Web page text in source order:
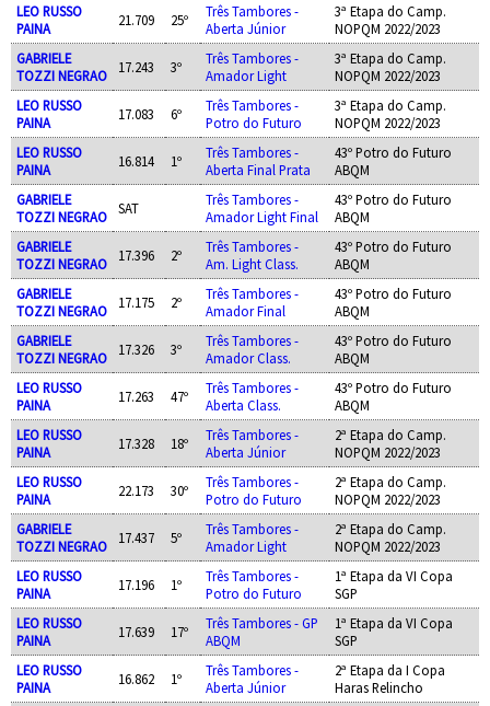
LEO RUSSO
PAINA
21.709 25º
Três Tambores -
Aberta Júnior
3ª Etapa do Camp.
NOPQM 2022/2023
GABRIELE
TOZZI NEGRAO
17.243 3º
Três Tambores -
Amador Light
3ª Etapa do Camp.
NOPQM 2022/2023
LEO RUSSO
PAINA
17.083 6º
Três Tambores -
Potro do Futuro
3ª Etapa do Camp.
NOPQM 2022/2023
LEO RUSSO
PAINA
16.814 1º
Três Tambores -
Aberta Final Prata
43º Potro do Futuro
ABQM
GABRIELE
TOZZI NEGRAO
SAT
Três Tambores -
Amador Light Final
43º Potro do Futuro
ABQM
GABRIELE
TOZZI NEGRAO
17.396 2º
Três Tambores -
Am. Light Class.
43º Potro do Futuro
ABQM
GABRIELE
TOZZI NEGRAO
17.175 2º
Três Tambores -
Amador Final
43º Potro do Futuro
ABQM
GABRIELE
TOZZI NEGRAO
17.326 3º
Três Tambores -
Amador Class.
43º Potro do Futuro
ABQM
LEO RUSSO
PAINA
17.263 47º
Três Tambores -
Aberta Class.
43º Potro do Futuro
ABQM
LEO RUSSO
PAINA
17.328 18º
Três Tambores -
Aberta Júnior
2ª Etapa do Camp.
NOPQM 2022/2023
LEO RUSSO
PAINA
22.173 30º
Três Tambores -
Potro do Futuro
2ª Etapa do Camp.
NOPQM 2022/2023
GABRIELE
TOZZI NEGRAO
17.437 5º
Três Tambores -
Amador Light
2ª Etapa do Camp.
NOPQM 2022/2023
LEO RUSSO
PAINA
17.196 1º
Três Tambores -
Potro do Futuro
1ª Etapa da VI Copa
SGP
LEO RUSSO
PAINA
17.639 17º
Três Tambores - GP
ABQM
1ª Etapa da VI Copa
SGP
LEO RUSSO
PAINA
16.862 1º
Três Tambores -
Aberta Júnior
2ª Etapa da I Copa
Haras Relincho